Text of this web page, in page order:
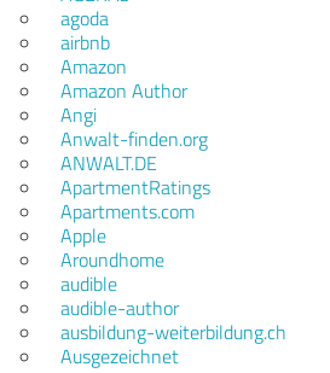
agoda
airbnb
Amazon
Amazon Author
Angi
Anwalt-finden.org
ANWALT.DE
ApartmentRatings
Apartments.com
Apple
Aroundhome
audible
audible-author
ausbildung-weiterbildung.ch
Ausgezeichnet